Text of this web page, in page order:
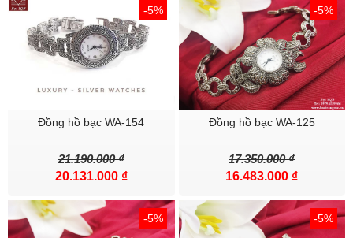
-5%
Đồng hồ bạc WA-154
21.190.000 ₫
20.131.000 ₫
-5%
Đồng hồ bạc WA-125
17.350.000 ₫
16.483.000 ₫
-5% -5%